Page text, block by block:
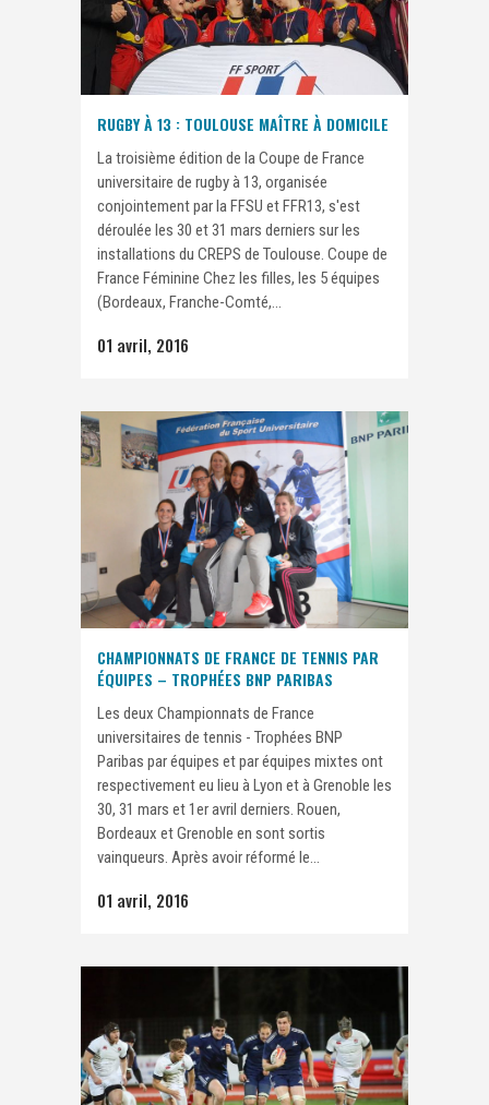
RUGBY À 13 : TOULOUSE MAÎTRE À DOMICILE
La troisième édition de la Coupe de France
universitaire de rugby à 13, organisée
conjointement par la FFSU et FFR13, s'est
déroulée les 30 et 31 mars derniers sur les
installations du CREPS de Toulouse. Coupe de
France Féminine Chez les filles, les 5 équipes
(Bordeaux, Franche-Comté,...
01 avril, 2016
CHAMPIONNATS DE FRANCE DE TENNIS PAR
ÉQUIPES – TROPHÉES BNP PARIBAS
Les deux Championnats de France
universitaires de tennis - Trophées BNP
Paribas par équipes et par équipes mixtes ont
respectivement eu lieu à Lyon et à Grenoble les
30, 31 mars et 1er avril derniers. Rouen,
Bordeaux et Grenoble en sont sortis
vainqueurs. Après avoir réformé le...
01 avril, 2016